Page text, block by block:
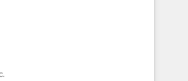
Elixir is located in
sales and service